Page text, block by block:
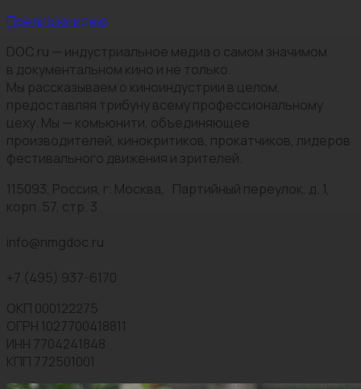
Предложи идею
DOC.ru — индустриальное медиа о самом значимом
в документальном кино и не только.
Мы рассказываем о киноиндустрии в целом,
предоставляя трибуну всему профессиональному
цеху. Мы — комьюнити, объединяющее
производителей, кинокритиков, прокатчиков, лидеров
фестивального движения и зрителей.
115093, Россия, г. Москва, Партийный переулок, д. 1,
корп. 57, стр. 3
info@nmgdoc.ru
+7 (495) 937-6170
ОКП 000122275
ОГРН 1027700418811
ИНН 7704241848
КПП 772501001